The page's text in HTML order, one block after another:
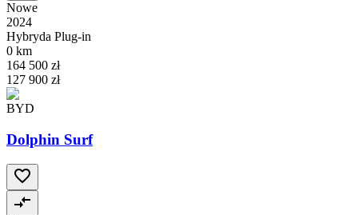
Nowe
2024
Hybryda Plug-in
0 km
164 500 zł
127 900 zł
BYD
Dolphin Surf